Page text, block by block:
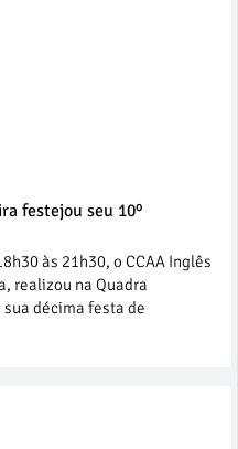
festejou seu 10º
às 21h30, o CCAA Inglês
realizou na Quadra
décima festa de